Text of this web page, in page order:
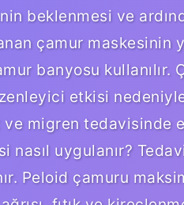
beklenmesi ve
çamur maskesinin
banyosu kullanılır.
etkisi
migren tedavisinde
nasıl uygulanır?
Peloid çamuru